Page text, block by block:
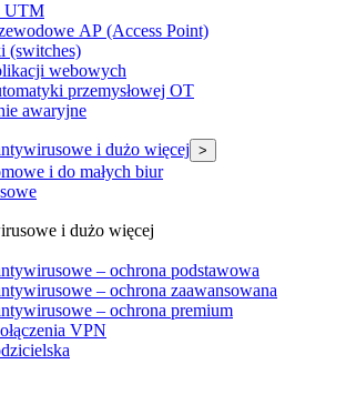
UTM
AP (Access Point)
(switches)
webowych
przemysłowej OT
awaryjne
i dużo więcej >
i do małych biur
i dużo więcej
– ochrona podstawowa
– ochrona zaawansowana
– ochrona premium
VPN